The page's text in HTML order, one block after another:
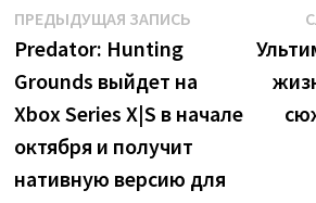
Навигация
по
записям
ПРЕДЫДУЩАЯ ЗАПИСЬПредыдущая
Predator: Hunting
Grounds выйдет на
Xbox Series X|S в начале
октября и получит
нативную версию для